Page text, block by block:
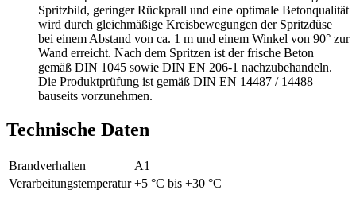
Spritzbild, geringer Rückprall und eine optimale Betonqualität
wird durch gleichmäßige Kreisbewegungen der Spritzdüse
bei einem Abstand von ca. 1 m und einem Winkel von 90° zur
Wand erreicht. Nach dem Spritzen ist der frische Beton
gemäß DIN 1045 sowie DIN EN 206-1 nachzubehandeln.
Die Produktprüfung ist gemäß DIN EN 14487 / 14488
bauseits vorzunehmen.
Technische Daten
Brandverhalten
A1
Verarbeitungstemperatur +5 °C bis +30 °C